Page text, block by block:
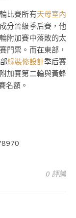
比賽所有天母室內
分晉級季后賽，他
附加賽中落敗的太
門票。而在東部，
綠裝修設計季后賽
加賽第二輪與黃蜂
名額。
0 評論